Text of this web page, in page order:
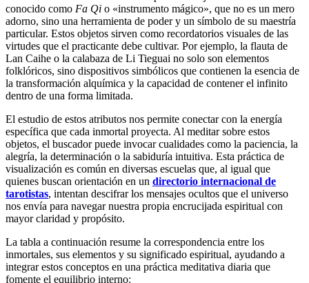
conocido como Fa Qi o «instrumento mágico», que no es un mero
adorno, sino una herramienta de poder y un símbolo de su maestría
particular. Estos objetos sirven como recordatorios visuales de las
virtudes que el practicante debe cultivar. Por ejemplo, la flauta de
Lan Caihe o la calabaza de Li Tieguai no solo son elementos
folklóricos, sino dispositivos simbólicos que contienen la esencia de
la transformación alquímica y la capacidad de contener el infinito
dentro de una forma limitada.
El estudio de estos atributos nos permite conectar con la energía
específica que cada inmortal proyecta. Al meditar sobre estos
objetos, el buscador puede invocar cualidades como la paciencia, la
alegría, la determinación o la sabiduría intuitiva. Esta práctica de
visualización es común en diversas escuelas que, al igual que
quienes buscan orientación en un directorio internacional de
tarotistas, intentan descifrar los mensajes ocultos que el universo
nos envía para navegar nuestra propia encrucijada espiritual con
mayor claridad y propósito.
La tabla a continuación resume la correspondencia entre los
inmortales, sus elementos y su significado espiritual, ayudando a
integrar estos conceptos en una práctica meditativa diaria que
fomente el equilibrio interno: